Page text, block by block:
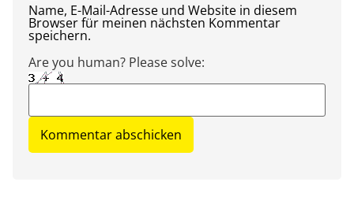
Name, E-Mail-Adresse und Website in diesem
Browser für meinen nächsten Kommentar
speichern.
Are you human? Please solve: